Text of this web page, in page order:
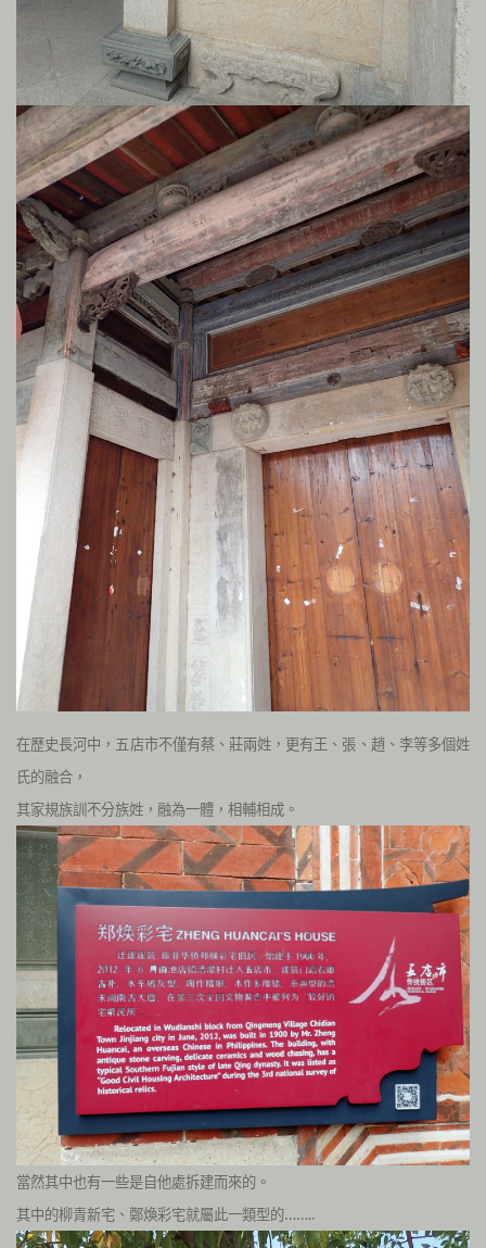
在歷史長河中，五店市不僅有蔡、莊兩姓，更有王、張、趙、李等多個姓
氏的融合，
其家規族訓不分族姓，融為一體，相輔相成。
當然其中也有一些是自他處拆建而來的。
其中的柳青新宅、鄭煥彩宅就屬此一類型的……..